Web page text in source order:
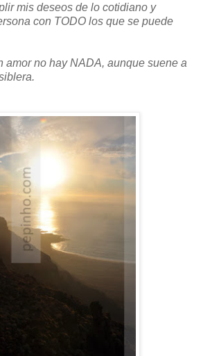
mis deseos de lo cotidiano y
con TODO los que se puede
amor no hay NADA, aunque suene a